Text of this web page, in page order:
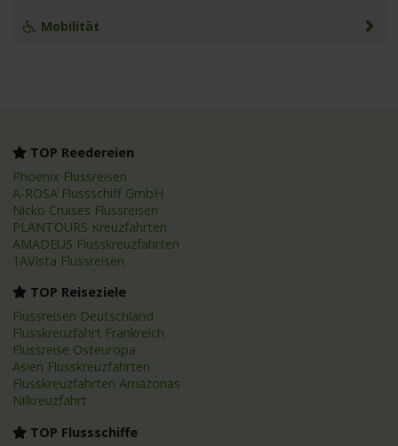
Mobilität
TOP Reedereien
Phoenix Flussreisen
A-ROSA Flussschiff GmbH
Nicko Cruises Flussreisen
PLANTOURS Kreuzfahrten
AMADEUS Flusskreuzfahrten
1AVista Flussreisen
TOP Reiseziele
Flussreisen Deutschland
Flusskreuzfahrt Frankreich
Flussreise Osteuropa
Asien Flusskreuzfahrten
Flusskreuzfahrten Amazonas
Nilkreuzfahrt
TOP Flussschiffe